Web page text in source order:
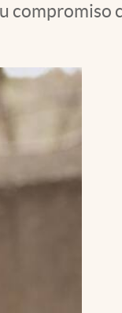
compromiso